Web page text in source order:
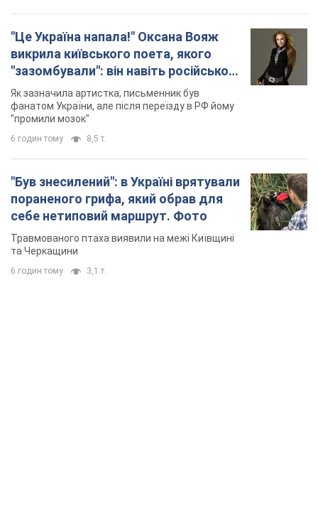
"Це Україна напала!" Оксана Вояж
викрила київського поета, якого
"зазомбували": він навіть російської
не знав, а тепер хоче геноциду
українців
Як зазначила артистка, письменник був
фанатом України, але після переїзду в РФ йому
"промили мозок"
6 годин тому 8,5 т.
"Був знесилений": в Україні врятували
пораненого грифа, який обрав для
себе нетиповий маршрут. Фото
Травмованого птаха виявили на межі Київщині
та Черкащини
6 годин тому 3,1 т.